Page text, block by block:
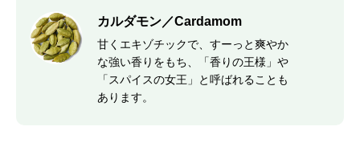
カルダモン／Cardamom
甘くエキゾチックで、すーっと爽やか
な強い香りをもち、「香りの王様」や
「スパイスの女王」と呼ばれることも
あります。